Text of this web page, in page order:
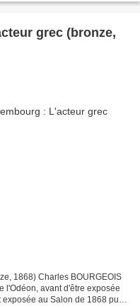
grec (bronze,
1868) Charles BOURGEOIS
l'Odéon, avant d'être exposée
au Salon de 1868 puis